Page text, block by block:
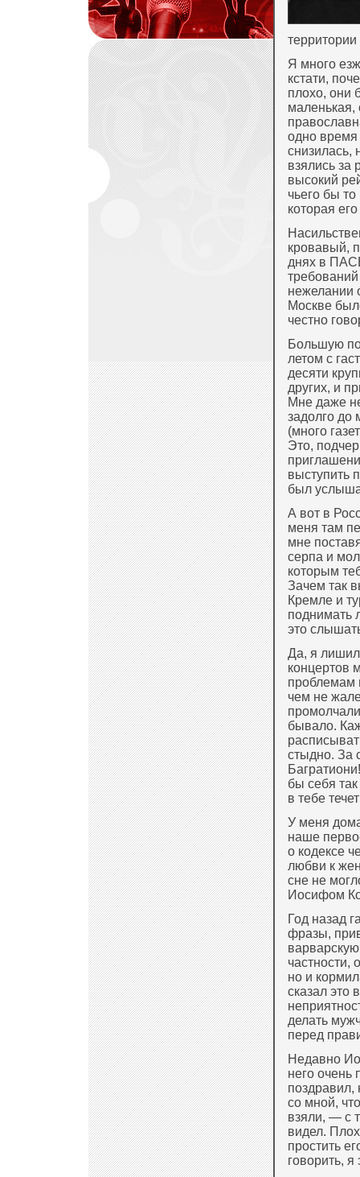
территории
Я много
кстати,
плохо, они
маленькая,
одно время
снизилась,
взялись за
высокий
чьего бы
которая
кровавый,
днях в
нежелании
Москве
честно
Большую
летом с
десяти
других, и
Мне даже
задолго до
(много
Это,
выступить
был
А вот в
меня там
мне
серпа и
которым
Зачем так
Кремле и
поднимать
это
Да, я
концертов
проблемам
чем не
бывало.
стыдно. За
бы себя
в тебе
У меня
наше
о кодексе
любви к
сне не
Иосифом
Год назад
фразы,
частности,
но и
сказал это
делать
перед
Недавно
него очень
поздравил,
со мной,
взяли, — с
видел.
простить
говорить, я